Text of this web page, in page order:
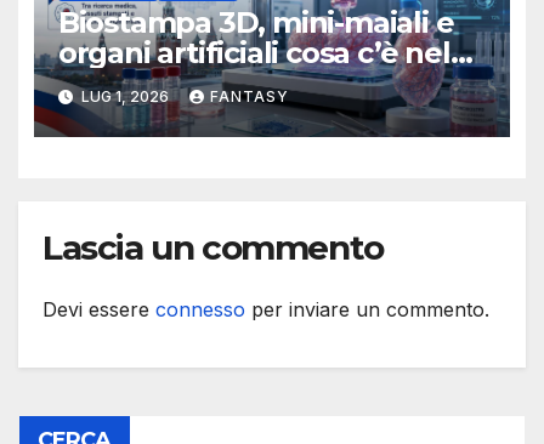
Biostampa 3D, mini-maiali e
organi artificiali cosa c’è nel
programma russo sulla
longevità
LUG 1, 2026 FANTASY
Lascia un commento
Devi essere connesso per inviare un commento.